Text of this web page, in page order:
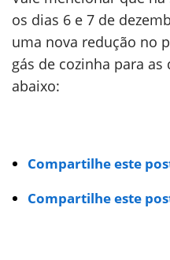
os dias 6 e 7 de
uma nova redução no
gás de cozinha para
abaixo:
Compartilhe este
Compartilhe este